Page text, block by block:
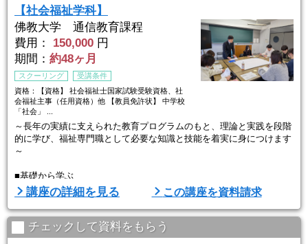
【社会福祉学科】
佛教大学 通信教育課程
費用：
150,000 円
期間： 約48ヶ月
スクーリング
受講条件
資格：【資格】 社会福祉士国家試験受験資格、社
会福祉主事（任用資格）他 【教員免許状】 中学校
「社会」 ...
～長年の実績に支えられた教育プログラムのもと、理論と実践を段階
的に学び、福祉専門職として必要な知識と技能を着実に身につけます
～
■基礎から学ぶ
社会福祉とは何か、社会福祉の成り立ちや発展への必要要件を学び、
制度の背景や役割を理解し、生活課題解決に向けた実践力を身につけ
ます。
■幅広い教育課程
講座の詳細を見る この講座を資料請求
チェックして資料をもらう